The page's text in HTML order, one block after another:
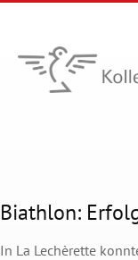
Biathlon:
In La Lechèrette